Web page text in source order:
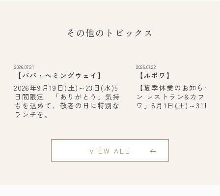
その他のトピックス
2026年9月19日(土)～23日(水)5
日間限定 「ありがとう」気持
ちを込めて、敬老の日に特別な
ランチを。
【パパ・ヘミングウェイ】
2026.07.31
【夏季休業のお知らせ
ン レストラン&カフェ
ワ」8月1日(土)～31日(
【ルボワ】
2026.07.22
VIEW ALL